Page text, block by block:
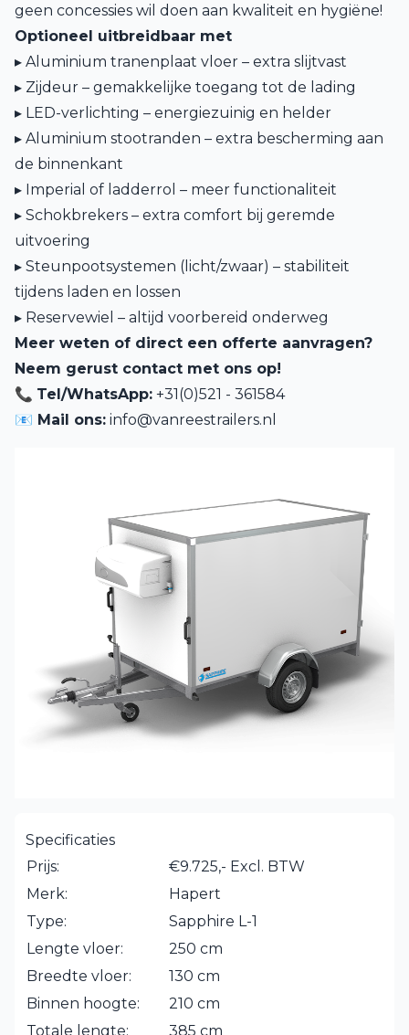
geen concessies wil doen aan kwaliteit en hygiëne!
Optioneel uitbreidbaar met
▸ Aluminium tranenplaat vloer – extra slijtvast
▸ Zijdeur – gemakkelijke toegang tot de lading
▸ LED-verlichting – energiezuinig en helder
▸ Aluminium stootranden – extra bescherming aan
de binnenkant
▸ Imperial of ladderrol – meer functionaliteit
▸ Schokbrekers – extra comfort bij geremde
uitvoering
▸ Steunpootsystemen (licht/zwaar) – stabiliteit
tijdens laden en lossen
▸ Reservewiel – altijd voorbereid onderweg
Meer weten of direct een offerte aanvragen?
Neem gerust contact met ons op!
📞 Tel/WhatsApp: +31(0)521 - 361584
📧 Mail ons: info@vanreestrailers.nl
Specificaties
Prijs:
€9.725,- Excl. BTW
Merk:
Hapert
Type:
Sapphire L-1
Lengte vloer:
250 cm
Breedte vloer:
130 cm
Binnen hoogte:
210 cm
Totale lengte:
385 cm